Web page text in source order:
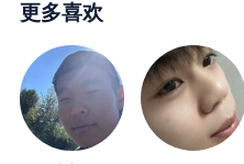
更多喜欢